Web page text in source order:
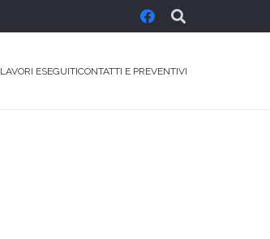
LAVORI ESEGUITICONTATTI E PREVENTIVI